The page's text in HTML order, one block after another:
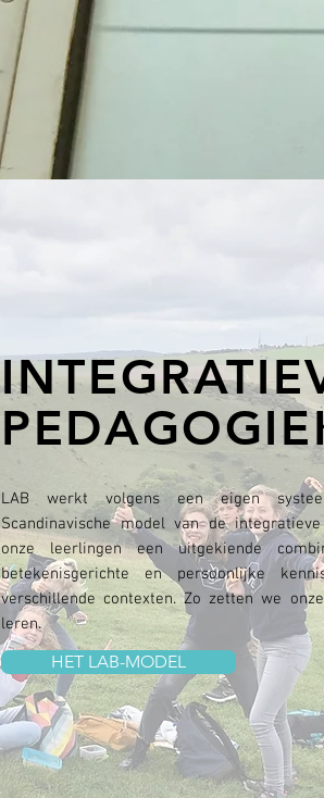
LAB werkt volgens een eigen
Scandinavische model van de
onze leerlingen een uitgekiende
betekenisgerichte en persoonlijke
verschillende contexten. Zo zetten we
leren.
HET LAB-MODEL